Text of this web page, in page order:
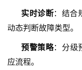
实时诊断：结合
动态判断故障类型。
预警策略：分级
应流程。